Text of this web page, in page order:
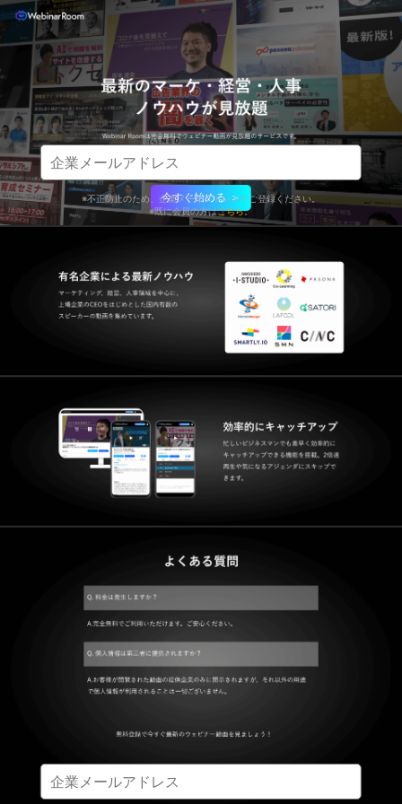
今すぐ始める ＞
※不正防止のため、企業メールアドレスでご登録ください。
※既に会員の方はこちら。